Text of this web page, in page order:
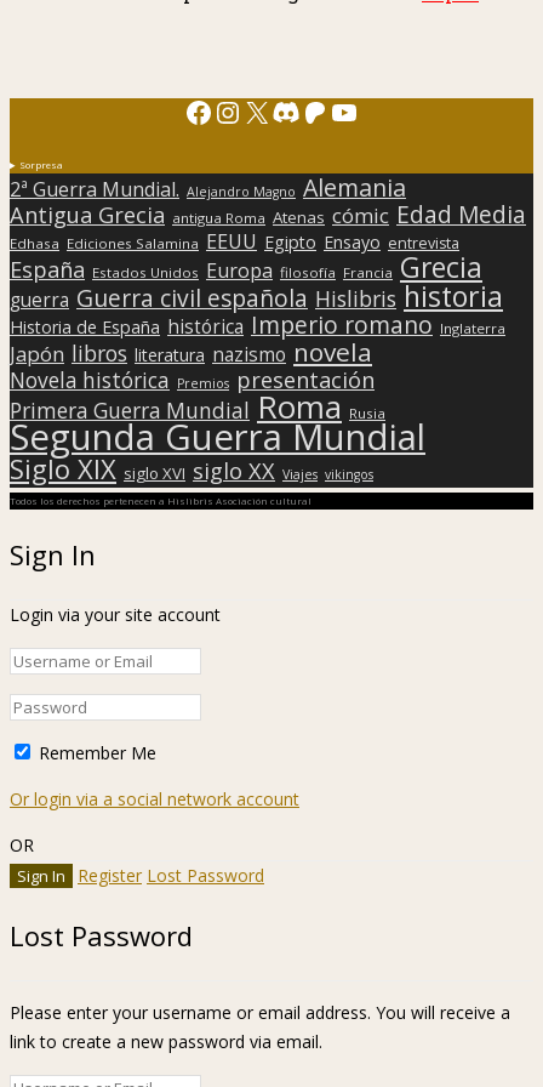
Facebook
Instagram
X Discord
Patreon
YouTube
Sorpresa
2ª Guerra Mundial. Alejandro Magno Alemania
Antigua Grecia antigua Roma Atenas cómic Edad Media
Edhasa Ediciones Salamina EEUU Egipto Ensayo entrevista
España Estados Unidos Europa filosofía Francia Grecia
guerra Guerra civil española Hislibris historia
Historia de España histórica Imperio romano Inglaterra
Japón libros literatura nazismo novela
Novela histórica Premios presentación
Primera Guerra Mundial Roma Rusia
Segunda Guerra Mundial
Siglo XIX siglo XVI siglo XX Viajes vikingos
Todos los derechos pertenecen a Hislibris Asociación cultural
Sign In
Login via your site account
Remember Me
Or login via a social network account
OR
Register Lost Password
Lost Password
Please enter your username or email address. You will receive a
link to create a new password via email.